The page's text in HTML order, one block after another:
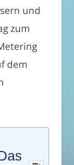
und
zum
dem